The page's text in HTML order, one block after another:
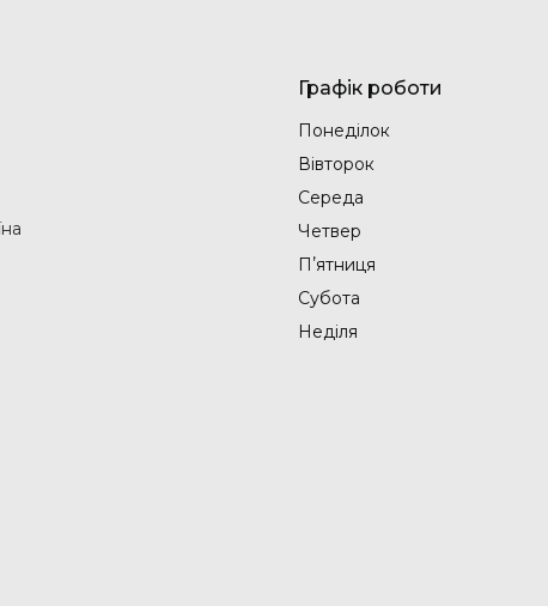
Графік роботи
Понеділок
Вівторок
Середа
Четвер
Пʼятниця
Субота
Неділя